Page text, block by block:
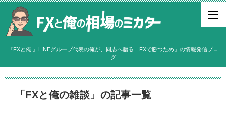
『FXと俺 』LINEグループ代表の俺が、同志へ贈る「FXで勝つため」の情報発信ブロ
グ
「FXと俺の雑談」の記事一覧